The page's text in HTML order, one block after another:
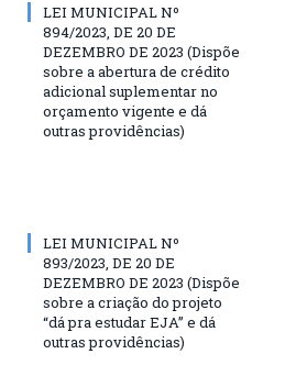
LEI MUNICIPAL Nº
894/2023, DE 20 DE
DEZEMBRO DE 2023 (Dispõe
sobre a abertura de crédito
adicional suplementar no
orçamento vigente e dá
outras providências)
LEI MUNICIPAL Nº
893/2023, DE 20 DE
DEZEMBRO DE 2023 (Dispõe
sobre a criação do projeto
“dá pra estudar EJA” e dá
outras providências)